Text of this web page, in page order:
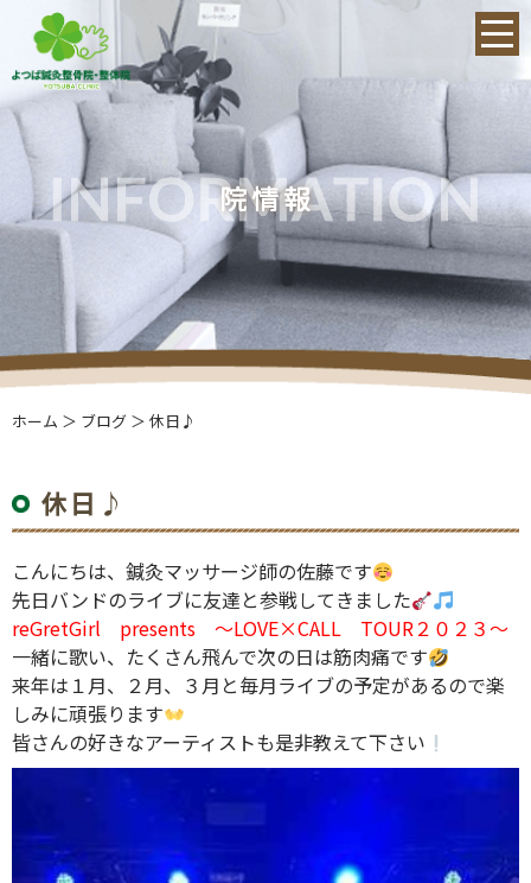
ホーム ＞ ブログ ＞ 休日♪
休日♪
こんにちは、鍼灸マッサージ師の佐藤です
先日バンドのライブに友達と参戦してきました
reGretGirl presents ～LOVE×CALL TOUR２０２３～
一緒に歌い、たくさん飛んで次の日は筋肉痛です
来年は１月、２月、３月と毎月ライブの予定があるので楽
しみに頑張ります
皆さんの好きなアーティストも是非教えて下さい